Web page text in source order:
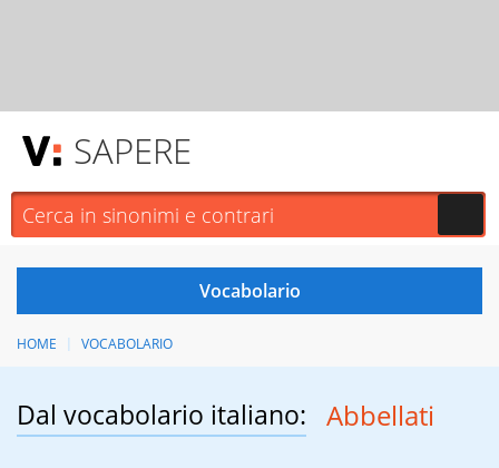
SAPERE
HOME VOCABOLARIO
Dal vocabolario italiano: Abbellati